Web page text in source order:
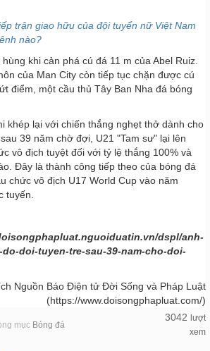
trận giao hữu của đội tuyển nữ Việt Nam
nào?
khi cản phá cú đá 11 m của Abel Ruiz.
của Man City còn tiếp tục chặn được cú
điểm, một cầu thủ Tây Ban Nha đá bóng
khép lại với chiến thắng nghẹt thở dành cho
39 năm chờ đợi, U21 "Tam sư" lại lên
vô địch tuyệt đối với tỷ lệ thắng 100% và
Đây là thành công tiếp theo của bóng đá
chức vô địch U17 World Cup vào năm
tuyến.
dspl/anh-
doi-tuyen-tre-sau-39-nam-cho-doi-
Nguồn Báo Điện tử Đời Sống và Pháp Luật
(https://www.doisongphapluat.com/)
mục Bóng đá
3042 lượt
xem